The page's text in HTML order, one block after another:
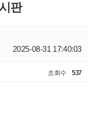
판
2025-08-31 17:40:03
조회수 537